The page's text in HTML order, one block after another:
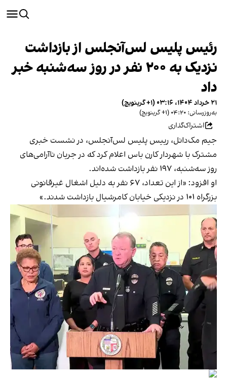
رئیس پلیس لس‌آنجلس از بازداشت
نزدیک به ۲۰۰ نفر در روز سه‌شنبه خبر
داد
۲۱ خرداد ۱۴۰۴، ۰۳:۱۶ (‎+۱ گرینویچ)
به‌روزرسانی: ۰۴:۲۰ (‎+۱ گرینویچ)
اشتراک‌گذاری
جیم مک‌دانل، رییس پلیس لس‌آنجلس، در نشست خبری
مشترک با شهردار کارن باس اعلام کرد که در جریان ناآرامی‌های
روز سه‌شنبه، ۱۹۷ نفر بازداشت شده‌اند.
او افزود: «از این تعداد، ۶۷ نفر به دلیل اشغال غیرقانونی
بزرگراه ۱۰۱ در نزدیکی خیابان کامرشیال بازداشت شدند.»